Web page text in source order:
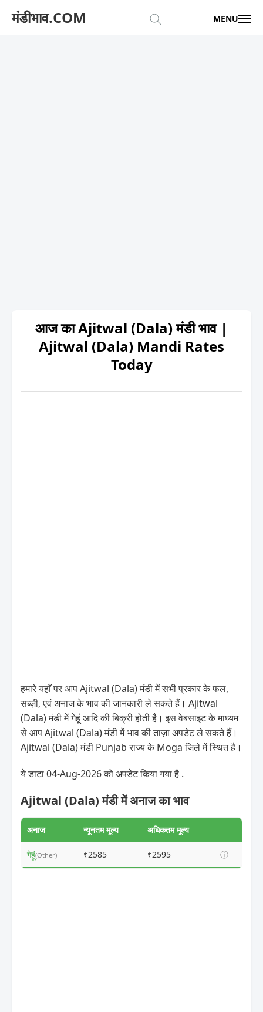
मंडीभाव.COM MENU
आज का Ajitwal (Dala) मंडी भाव |
Ajitwal (Dala) Mandi Rates
Today
हमारे यहाँ पर आप Ajitwal (Dala) मंडी में सभी प्रकार के फल,
सब्ज़ी, एवं अनाज के भाव की जानकारी ले सकते हैं। Ajitwal
(Dala) मंडी में गेहूं आदि की बिक्री होती है। इस वेबसाइट के माध्यम
से आप Ajitwal (Dala) मंडी में भाव की ताज़ा अपडेट ले सकते हैं।
Ajitwal (Dala) मंडी Punjab राज्य के Moga जिले में स्थित है।
ये डाटा 04-Aug-2026 को अपडेट किया गया है .
Ajitwal (Dala) मंडी में अनाज का भाव
अनाज न्यूनतम मूल्य अधिकतम मूल्य
गेहूं(Other) ₹2585 ₹2595 ⓘ